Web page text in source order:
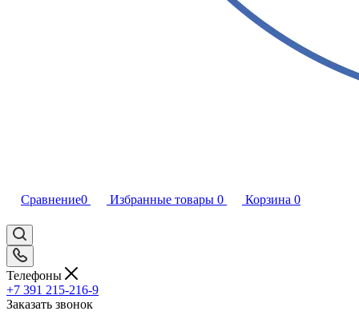
Сравнение0 Избранные товары 0 Корзина 0
Телефоны
+7 391 215-216-9
Заказать звонок